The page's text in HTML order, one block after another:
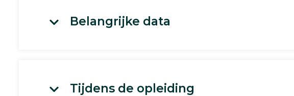
Belangrijke data
Tijdens de opleiding